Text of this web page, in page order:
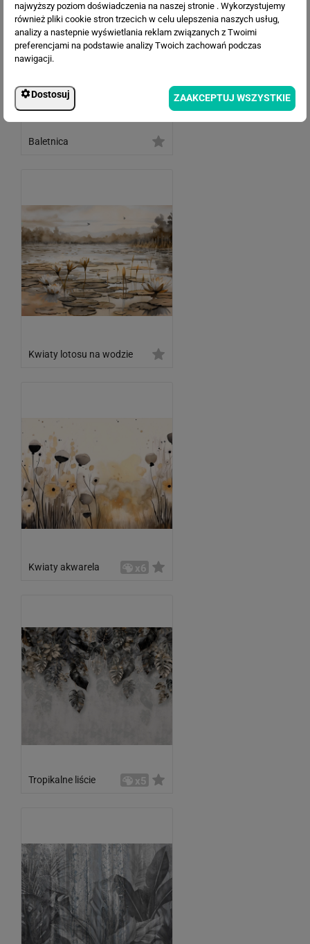
Baletnica
Kwiaty lotosu na wodzie
Kwiaty akwarela x6
Tropikalne liście x5
najwyższy poziom doświadczenia na naszej stronie . Wykorzystujemy
również pliki cookie stron trzecich w celu ulepszenia naszych usług,
analizy a nastepnie wyświetlania reklam związanych z Twoimi
preferencjami na podstawie analizy Twoich zachowań podczas
nawigacji.
Dostosuj ZAAKCEPTUJ WSZYSTKIE